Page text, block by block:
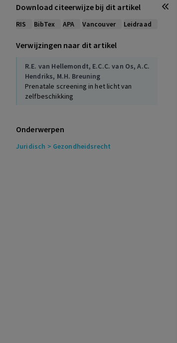
Download citeerwijze bij dit artikel
RIS BibTex APA Vancouver Leidraad
Verwijzingen naar dit artikel
R.E. van Hellemondt, E.C.C. van Os,A.C.
Hendriks, M.H. Breuning
Prenatale screening in het licht van
zelfbeschikking
Onderwerpen
Juridisch > Gezondheidsrecht